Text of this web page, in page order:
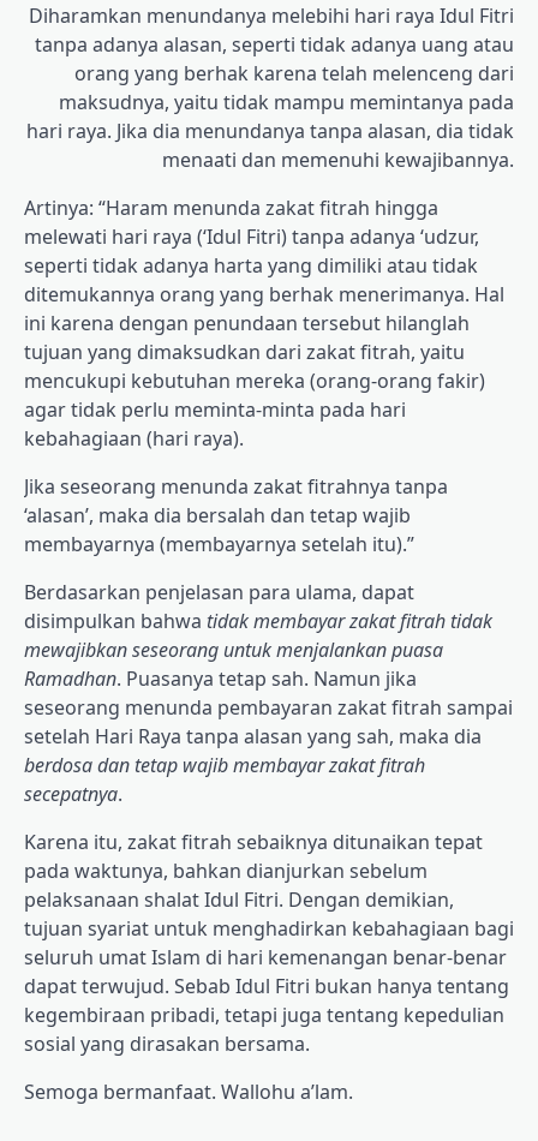
Diharamkan menundanya melebihi hari raya Idul Fitri
tanpa adanya alasan, seperti tidak adanya uang atau
orang yang berhak karena telah melenceng dari
maksudnya, yaitu tidak mampu memintanya pada
hari raya. Jika dia menundanya tanpa alasan, dia tidak
menaati dan memenuhi kewajibannya.
Artinya: “Haram menunda zakat fitrah hingga
melewati hari raya (‘Idul Fitri) tanpa adanya ‘udzur,
seperti tidak adanya harta yang dimiliki atau tidak
ditemukannya orang yang berhak menerimanya. Hal
ini karena dengan penundaan tersebut hilanglah
tujuan yang dimaksudkan dari zakat fitrah, yaitu
mencukupi kebutuhan mereka (orang-orang fakir)
agar tidak perlu meminta-minta pada hari
kebahagiaan (hari raya).
Jika seseorang menunda zakat fitrahnya tanpa
‘alasan’, maka dia bersalah dan tetap wajib
membayarnya (membayarnya setelah itu).”
Berdasarkan penjelasan para ulama, dapat
disimpulkan bahwa tidak membayar zakat fitrah tidak
mewajibkan seseorang untuk menjalankan puasa
Ramadhan. Puasanya tetap sah. Namun jika
seseorang menunda pembayaran zakat fitrah sampai
setelah Hari Raya tanpa alasan yang sah, maka dia
berdosa dan tetap wajib membayar zakat fitrah
secepatnya.
Karena itu, zakat fitrah sebaiknya ditunaikan tepat
pada waktunya, bahkan dianjurkan sebelum
pelaksanaan shalat Idul Fitri. Dengan demikian,
tujuan syariat untuk menghadirkan kebahagiaan bagi
seluruh umat Islam di hari kemenangan benar-benar
dapat terwujud. Sebab Idul Fitri bukan hanya tentang
kegembiraan pribadi, tetapi juga tentang kepedulian
sosial yang dirasakan bersama.
Semoga bermanfaat. Wallohu a’lam.